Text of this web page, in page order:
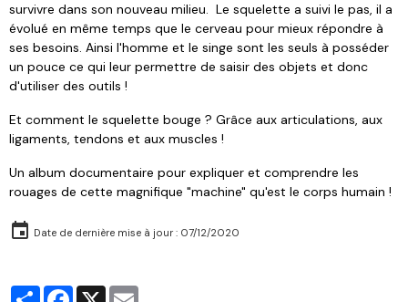
survivre dans son nouveau milieu. Le squelette a suivi le pas, il a
évolué en même temps que le cerveau pour mieux répondre à
ses besoins. Ainsi l'homme et le singe sont les seuls à posséder
un pouce ce qui leur permettre de saisir des objets et donc
d'utiliser des outils !
Et comment le squelette bouge ? Grâce aux articulations, aux
ligaments, tendons et aux muscles !
Un album documentaire pour expliquer et comprendre les
rouages de cette magnifique "machine" qu'est le corps humain !
Date de dernière mise à jour : 07/12/2020
PartagerFacebook
X